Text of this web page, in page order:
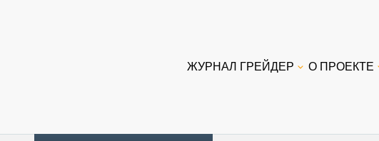
ЖУРНАЛ ГРЕЙДЕР О ПРОЕКТЕ